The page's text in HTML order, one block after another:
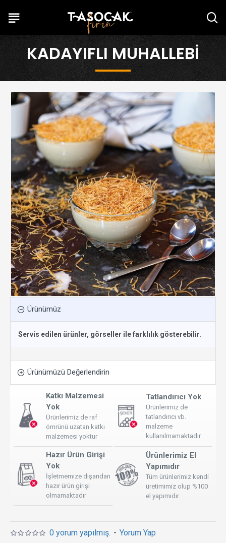
KADAYIFLI MUHALLEBI
Katkı Malzemesi
Yok
Ürünlerimiz de raf
ömrünü uzatan katkı
malzemesi yoktur
Tatlandırıcı Yok
Ürünlerimiz de
tatlandırıcı vb.
malzeme
kullanılmamaktadır
Hazır Ürün Girişi
Yok
İşletmemize dışarıdan
hazır ürün girişi
olmamaktadır
Ürünlerimiz El
Yapımıdır
Tüm ürünlerimiz kendi
üretimimiz olup %100
el yapımıdır
Ürünümüz
Servis edilen ürünler, görseller ile farklılık gösterebilir.
Ürünümüzü Değerlendirin
0 yorum yapılmış. - Yorum Yap